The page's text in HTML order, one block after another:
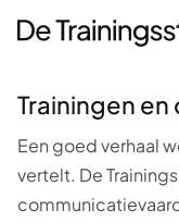
Trainingen
Een goed verhaal
vertelt. De